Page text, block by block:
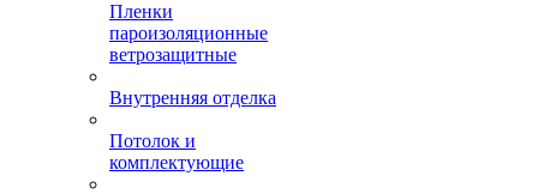
Пленки
пароизоляционные
ветрозащитные
Внутренняя отделка
Потолок и
комплектующие